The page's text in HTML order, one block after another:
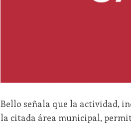
Bello señala que la actividad,
la citada área municipal,